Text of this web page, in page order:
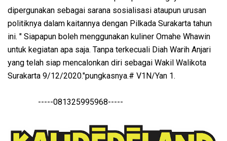
dipergunakan sebagai sarana sosialisasi ataupun urusan
politiknya dalam kaitannya dengan Pilkada Surakarta tahun
ini. " Siapapun boleh menggunakan kuliner Omahe Whawin
untuk kegiatan apa saja. Tanpa terkecuali Diah Warih Anjari
yang telah siap mencalonkan diri sebagai Wakil Walikota
Surakarta 9/12/2020."pungkasnya.# V1N/Yan 1.
-----081325995968-----